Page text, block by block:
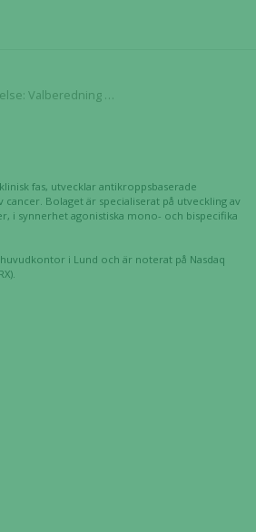
utsedd inför årsstämma 2024 i Alligator Bioscience AB
fas, utvecklar antikroppsbaserade
Bolaget är specialiserat på utveckling av
i synnerhet agonistiska mono- och bispecifika
i Lund och är noterat på Nasdaq
beteende när du
anpassat innehåll
och erbjudanden.